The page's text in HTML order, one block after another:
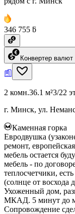
346 755 ƃ
Конвертер валют
2 комн.36.1 м²3/22
г. Минск, ул.
Каменная горка
Евродвушка
ремонт,
мебель остается
мебель - по
теплосчетчики,
(солнце от восхода
Ухоженный дом,
МКАД. 5 минут до
Сопровождение